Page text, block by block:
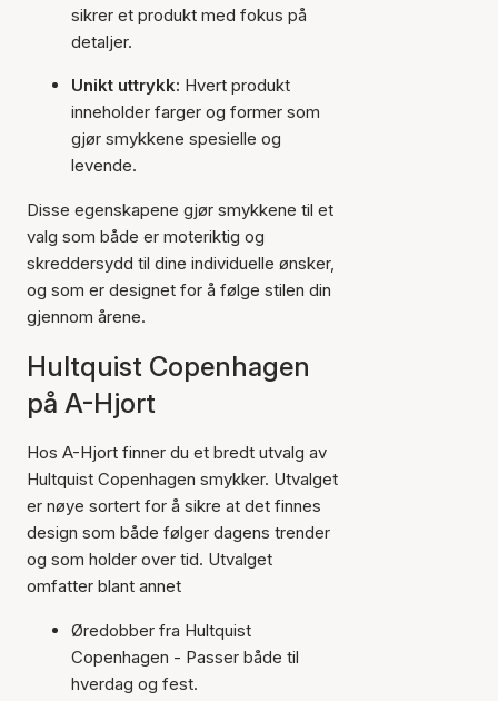
sikrer et produkt med fokus på
detaljer.
Unikt uttrykk: Hvert produkt
inneholder farger og former som
gjør smykkene spesielle og
levende.
Disse egenskapene gjør smykkene til et
valg som både er moteriktig og
skreddersydd til dine individuelle ønsker,
og som er designet for å følge stilen din
gjennom årene.
Hultquist Copenhagen
på A-Hjort
Hos A-Hjort finner du et bredt utvalg av
Hultquist Copenhagen smykker. Utvalget
er nøye sortert for å sikre at det finnes
design som både følger dagens trender
og som holder over tid. Utvalget
omfatter blant annet
Øredobber fra Hultquist
Copenhagen - Passer både til
hverdag og fest.